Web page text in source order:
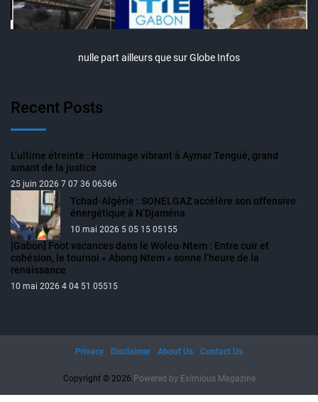
nulle part ailleurs que sur Globe Infos
Recent Posts
L’ultime étreinte : Hommage vibrant à Aymar Tengué, grand
amant de la justice
25 juin 2026 7 07 36 06366
Tchad-Algérie : SONELGAZ accélère son offensive
énergétique à N’Djaména
10 mai 2026 5 05 15 05155
[Gabon] Foot vacances dans le Woleu-Ntem : Entre cuir et
cohésion, le tournoi « Abong Ntem » sonne l’heure de la
renaissance
10 mai 2026 4 04 51 05515
Copyright © 2026. Powered by Eximious Magazine
Privacy Disclaimer About Us Contact Us